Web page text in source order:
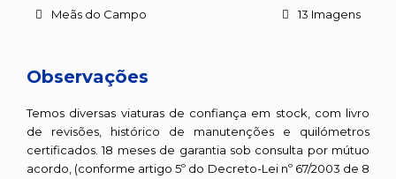
Meãs do Campo 13 Imagens
Observações
Temos diversas viaturas de confiança em stock, com livro
de revisões, histórico de manutenções e quilómetros
certificados. 18 meses de garantia sob consulta por mútuo
acordo, (conforme artigo 5º do Decreto-Lei nº 67/2003 de 8